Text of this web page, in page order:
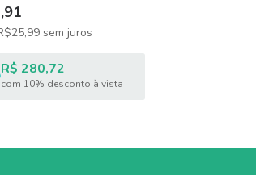
sem juros
R$ 280,72
com 10% desconto à vista